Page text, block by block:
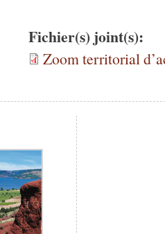
Fichier(s) joint(s):
Zoom territorial